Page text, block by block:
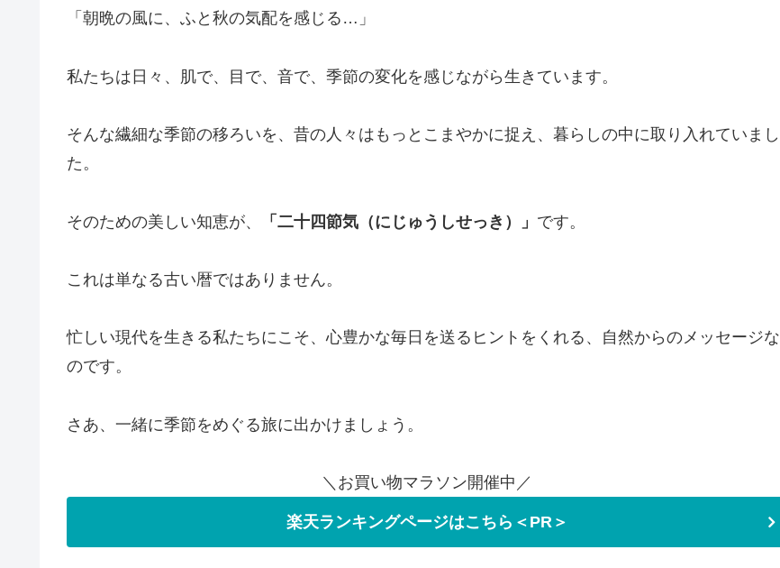
「朝晩の風に、ふと秋の気配を感じる…」
私たちは日々、肌で、目で、音で、季節の変化を感じながら生きています。
そんな繊細な季節の移ろいを、昔の人々はもっとこまやかに捉え、暮らしの中に取り入れていまし
た。
そのための美しい知恵が、 「二十四節気（にじゅうしせっき）」 です。
これは単なる古い暦ではありません。
忙しい現代を生きる私たちにこそ、心豊かな毎日を送るヒントをくれる、自然からのメッセージな
のです。
さあ、一緒に季節をめぐる旅に出かけましょう。
＼お買い物マラソン開催中／
楽天ランキングページはこちら＜PR＞